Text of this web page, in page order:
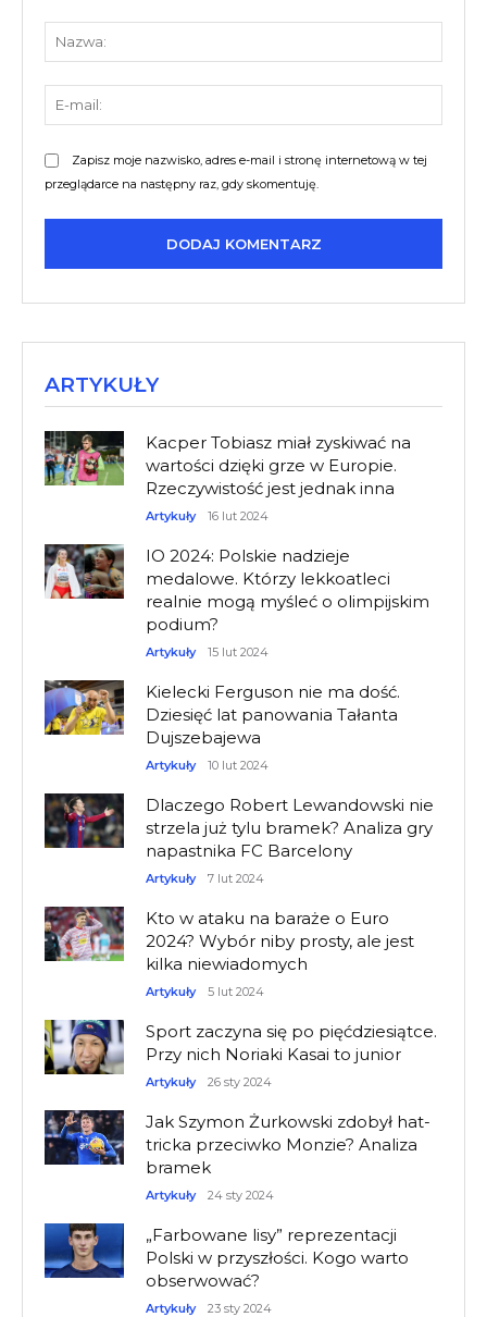
Zapisz moje nazwisko, adres e-mail i stronę internetową w tej
przeglądarce na następny raz, gdy skomentuję.
ARTYKUŁY
Kacper Tobiasz miał zyskiwać na
wartości dzięki grze w Europie.
Rzeczywistość jest jednak inna
Artykuły 16 lut 2024
IO 2024: Polskie nadzieje
medalowe. Którzy lekkoatleci
realnie mogą myśleć o olimpijskim
podium?
Artykuły 15 lut 2024
Kielecki Ferguson nie ma dość.
Dziesięć lat panowania Tałanta
Dujszebajewa
Artykuły 10 lut 2024
Dlaczego Robert Lewandowski nie
strzela już tylu bramek? Analiza gry
napastnika FC Barcelony
Artykuły 7 lut 2024
Kto w ataku na baraże o Euro
2024? Wybór niby prosty, ale jest
kilka niewiadomych
Artykuły 5 lut 2024
Sport zaczyna się po pięćdziesiątce.
Przy nich Noriaki Kasai to junior
Artykuły 26 sty 2024
Jak Szymon Żurkowski zdobył hat-
tricka przeciwko Monzie? Analiza
bramek
Artykuły 24 sty 2024
„Farbowane lisy” reprezentacji
Polski w przyszłości. Kogo warto
obserwować?
Artykuły 23 sty 2024